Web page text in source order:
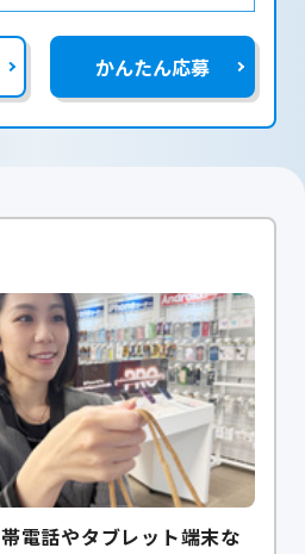
かんたん応募
電話やタブレット端末な